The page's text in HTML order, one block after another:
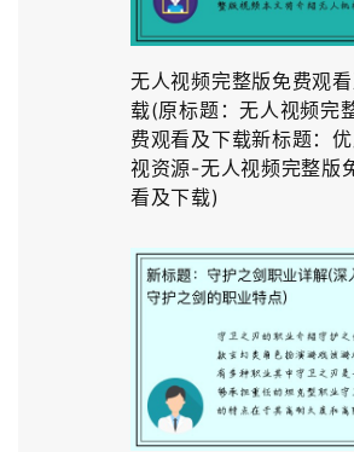
无人视频完整版免费观
载(原标题：无人视频完
费观看及下载新标题：
视资源-无人视频完整版
看及下载)